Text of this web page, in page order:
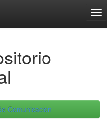
Comunicacion